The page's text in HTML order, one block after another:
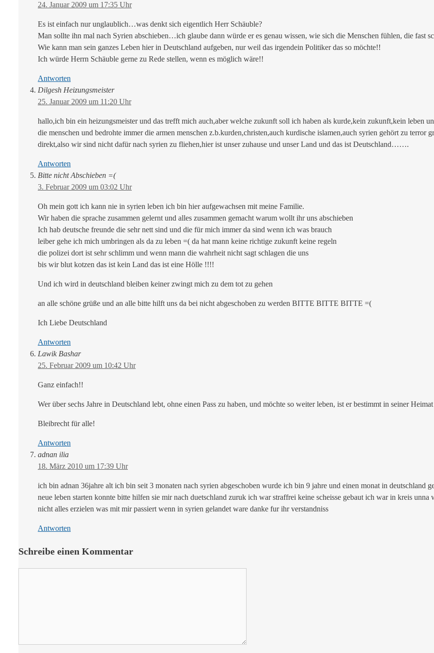
24. Januar 2009 um 17:35 Uhr
Es ist einfach nur unglaublich…was denkt sich eigentlich Herr Schäuble?
Man sollte ihn mal nach Syrien abschieben…ich glaube dann würde er es genau wissen, wie sich die Menschen fühlen, die fast
Wie kann man sein ganzes Leben hier in Deutschland aufgeben, nur weil das irgendein Politiker das so möchte!!
Ich würde Herrn Schäuble gerne zu Rede stellen, wenn es möglich wäre!!
Antworten
Dilgesh Heizungsmeister
25. Januar 2009 um 11:20 Uhr
hallo,ich bin ein heizungsmeister und das trefft mich auch,aber welche zukunft soll ich haben als kurde,kein zukunft,kein leben
die menschen und bedrohte immer die armen menschen z.b.kurden,christen,auch kurdische islamen,auch syrien gehört zu
direkt,also wir sind nicht dafür nach syrien zu fliehen,hier ist unser zuhause und unser Land und das ist Deutschland…….
Antworten
Bitte nicht Abschieben =(
3. Februar 2009 um 03:02 Uhr
Oh mein gott ich kann nie in syrien leben ich bin hier aufgewachsen mit meine Familie.
Wir haben die sprache zusammen gelernt und alles zusammen gemacht warum wollt ihr uns abschieben
Ich hab deutsche freunde die sehr nett sind und die für mich immer da sind wenn ich was brauch
leiber gehe ich mich umbringen als da zu leben =( da hat mann keine richtige zukunft keine regeln
die polizei dort ist sehr schlimm und wenn mann die wahrheit nicht sagt schlagen die uns
bis wir blut kotzen das ist kein Land das ist eine Hölle !!!!
Und ich wird in deutschland bleiben keiner zwingt mich zu dem tot zu gehen
an alle schöne grüße und an alle bitte hilft uns da bei nicht abgeschoben zu werden BITTE BITTE BITTE =(
Ich Liebe Deutschland
Antworten
Lawik Bashar
25. Februar 2009 um 10:42 Uhr
Ganz einfach!!
Wer über sechs Jahre in Deutschland lebt, ohne einen Pass zu haben, und möchte so weiter leben, ist er bestimmt in seiner
Bleibrecht für alle!
Antworten
adnan ilia
18. März 2010 um 17:39 Uhr
ich bin adnan 36jahre alt ich bin seit 3 monaten nach syrien abgeschoben wurde ich bin 9 jahre und einen monat in deutschland
neue leben starten konnte bitte hilfen sie mir nach duetschland zuruk ich war straffrei keine scheisse gebaut ich war in kreis
nicht alles erzielen was mit mir passiert wenn in syrien gelandet ware danke fur ihr verstandniss
Antworten
Schreibe einen Kommentar